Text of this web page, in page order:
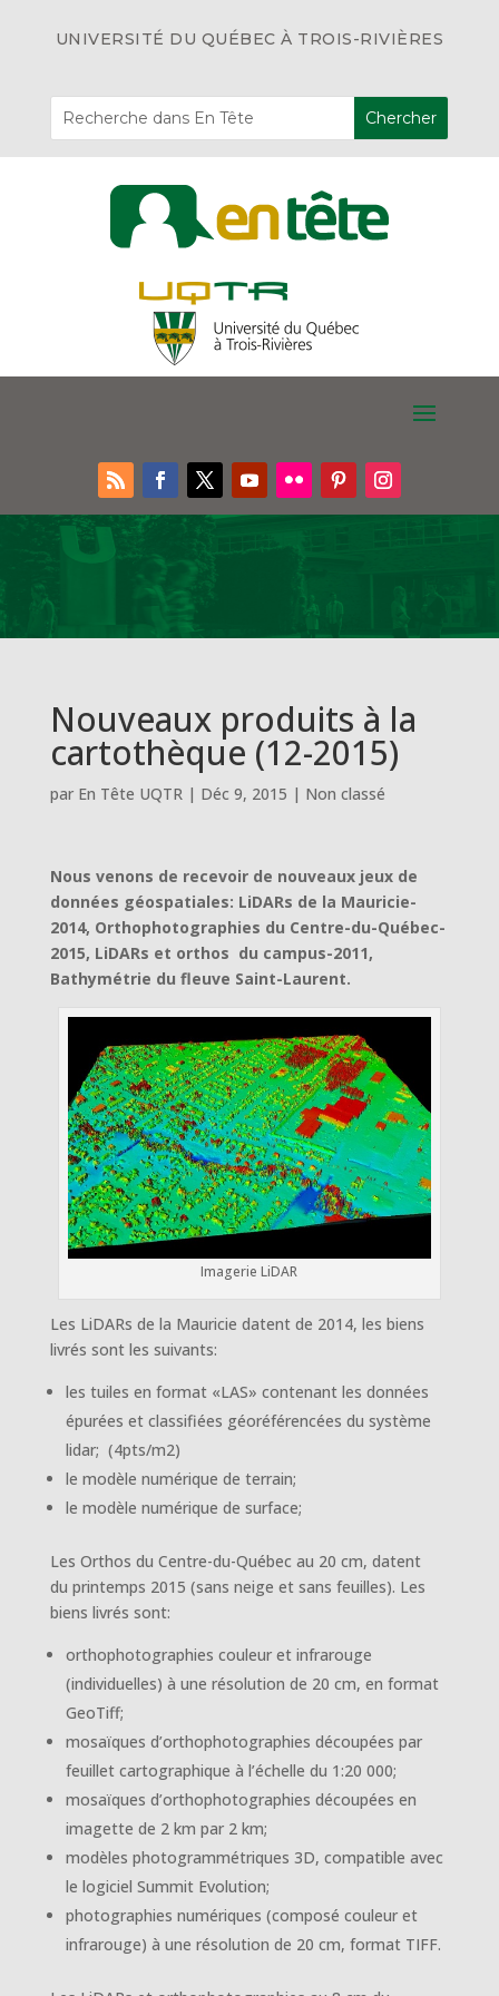
UNIVERSITÉ DU QUÉBEC À TROIS-RIVIÈRES
Nouveaux produits à la
cartothèque (12-2015)
par En Tête UQTR| Déc 9, 2015 | Non classé
Nous venons de recevoir de nouveaux jeux de
données géospatiales: LiDARs de la Mauricie-
2014, Orthophotographies du Centre-du-Québec-
2015, LiDARs et orthos du campus-2011,
Bathymétrie du fleuve Saint-Laurent.
Imagerie LiDAR
Les LiDARs de la Mauricie datent de 2014, les biens
livrés sont les suivants:
les tuiles en format «LAS» contenant les données
épurées et classifiées géoréférencées du système
lidar; (4pts/m2)
le modèle numérique de terrain;
le modèle numérique de surface;
Les Orthos du Centre-du-Québec au 20 cm, datent
du printemps 2015 (sans neige et sans feuilles). Les
biens livrés sont:
orthophotographies couleur et infrarouge
(individuelles) à une résolution de 20 cm, en format
GeoTiff;
mosaïques d’orthophotographies découpées par
feuillet cartographique à l’échelle du 1:20 000;
mosaïques d’orthophotographies découpées en
imagette de 2 km par 2 km;
modèles photogrammétriques 3D, compatible avec
le logiciel Summit Evolution;
photographies numériques (composé couleur et
infrarouge) à une résolution de 20 cm, format TIFF.